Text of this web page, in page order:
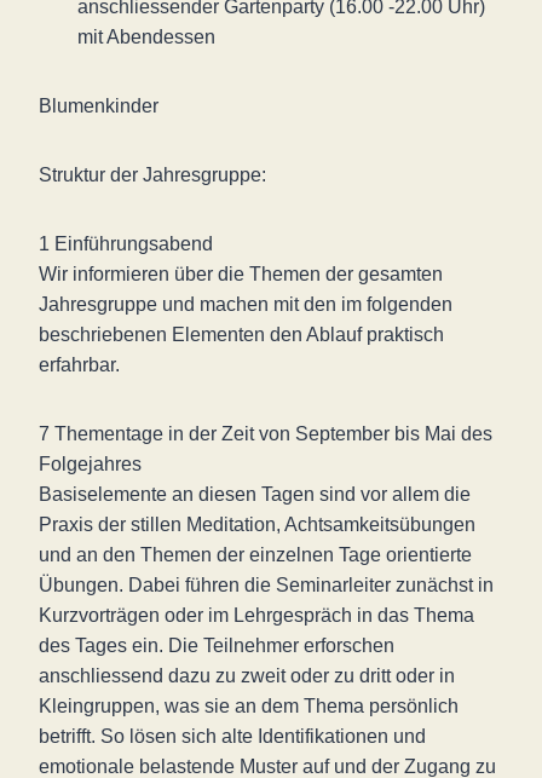
anschliessender Gartenparty (16.00 -22.00 Uhr)
mit Abendessen
Blumenkinder
Struktur der Jahresgruppe:
1 Einführungsabend
Wir informieren über die Themen der gesamten
Jahresgruppe und machen mit den im folgenden
beschriebenen Elementen den Ablauf praktisch
erfahrbar.
7 Thementage in der Zeit von September bis Mai des
Folgejahres
Basiselemente an diesen Tagen sind vor allem die
Praxis der stillen Meditation, Achtsamkeitsübungen
und an den Themen der einzelnen Tage orientierte
Übungen. Dabei führen die Seminarleiter zunächst in
Kurzvorträgen oder im Lehrgespräch in das Thema
des Tages ein. Die Teilnehmer erforschen
anschliessend dazu zu zweit oder zu dritt oder in
Kleingruppen, was sie an dem Thema persönlich
betrifft. So lösen sich alte Identifikationen und
emotionale belastende Muster auf und der Zugang zu